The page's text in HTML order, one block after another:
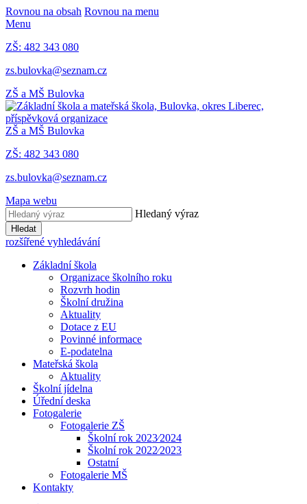
Rovnou na obsah Rovnou na menu
Menu
ZŠ: 482 343 080
zs.bulovka@seznam.cz
ZŠ a MŠ Bulovka
ZŠ a MŠ Bulovka
ZŠ: 482 343 080
zs.bulovka@seznam.cz
Mapa webu
Hledaný výraz
Hledat
rozšířené vyhledávání
Základní škola
Organizace školního roku
Rozvrh hodin
Školní družina
Aktuality
Dotace z EU
Povinné informace
E-podatelna
Mateřská škola
Aktuality
Školní jídelna
Úřední deska
Fotogalerie
Fotogalerie ZŠ
Školní rok 2023⁄2024
Školní rok 2022⁄2023
Ostatní
Fotogalerie MŠ
Kontakty